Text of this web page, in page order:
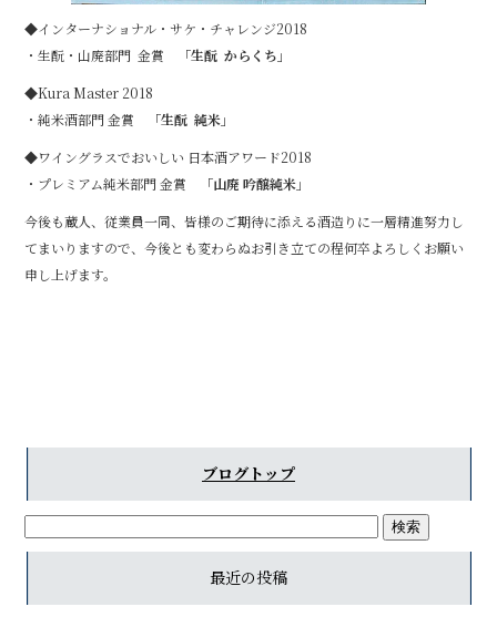
◆インターナショナル・サケ・チャレンジ2018
・生酛・山廃部門 金賞 「生酛 からくち」
◆Kura Master 2018
・純米酒部門 金賞
「生酛 純米」
◆ワイングラスでおいしい 日本酒アワード2018
・プレミアム純米部門 金賞
「山廃 吟醸純米」
今後も蔵人、従業員一同、皆様のご期待に添える酒造りに一層精進努力し
てまいりますので、今後とも変わらぬお引き立ての程何卒よろしくお願い
申し上げます。
ブログトップ
最近の投稿